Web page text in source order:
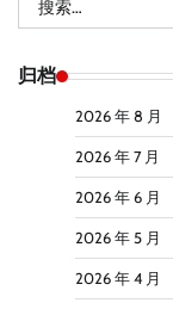
索：
归档
2026 年 8 月
2026 年 7 月
2026 年 6 月
2026 年 5 月
2026 年 4 月